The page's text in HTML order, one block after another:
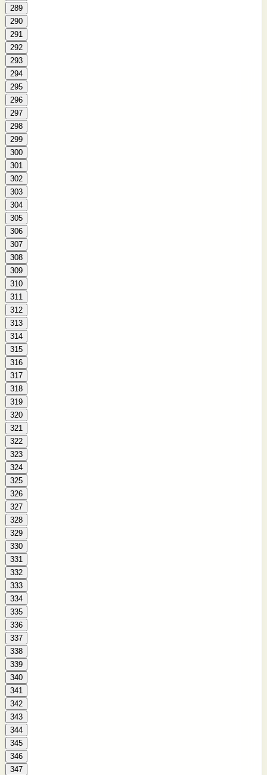
289
290
291
292
293
294
295
296
297
298
299
300
301
302
303
304
305
306
307
308
309
310
311
312
313
314
315
316
317
318
319
320
321
322
323
324
325
326
327
328
329
330
331
332
333
334
335
336
337
338
339
340
341
342
343
344
345
346
347